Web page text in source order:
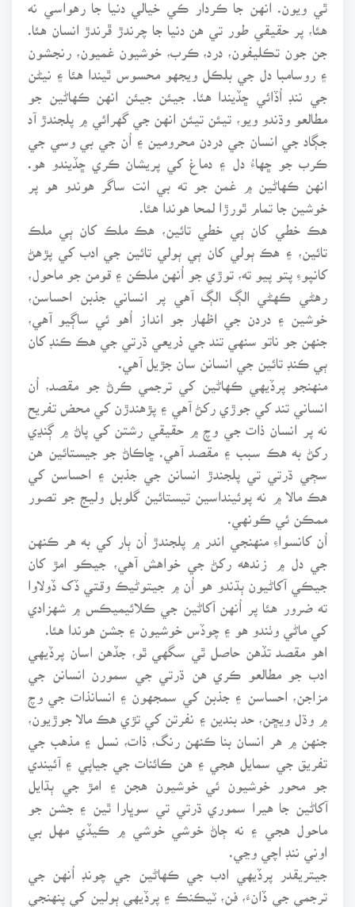
ٿي ويون. انهن جا ڪردار ڪي خيالي دنيا جا رهواسي نه
هئا، پر حقيقي طور تي هن دنيا جا چرندڙ ڦرندڙ انسان هئا.
جن جون تڪليفون، درد، ڪرب، خوشيون غميون، رنجشون
۽ روسامبا دل جي بلڪل ويجهو محسوس ٿيندا هئا ۽ نيڻن
جي ننڊ اُڏائي ڇڏيندا هئا. جيئن جيئن انهن ڪهاڻين جو
مطالعو وڌندو ويو، تيئن تيئن انهن جي گهرائي ۾ پلجندڙ آد
جڳاد جي انسان جي دردن محرومين ۽ اُن جي بي وسي جي
ڪرب جو ڇهاءُ دل ۽ دماغ کي پريشان ڪري ڇڏيندو هو.
انهن ڪهاڻين ۾ غمن جو ته بي انت ساگر هوندو هو پر
خوشين جا تمام ٿورڙا لمحا هوندا هئا.
هڪ خطي کان ٻي خطي تائين، هڪ ملڪ کان ٻي ملڪ
تائين، ۽ هڪ ٻولي کان ٻي ٻولي تائين جي ادب کي پڙهڻ
کانپوءِ پتو پيو ته، توڙي جو اُنهن ملڪن ۽ قومن جو ماحول،
رهڻي ڪهڻي الڳ الڳ آهي پر انساني جذبن احساسن،
خوشين ۽ دردن جي اظهار جو انداز اُهو ئي ساڳيو آهي،
جنهن جو ناتو سنهي تند جي ذريعي ڌرتي جي هڪ ڪنڊ کان
ٻي ڪنڊ تائين جي انسانن سان جڙيل آهي.
منهنجو پرڏيهي ڪهاڻين کي ترجمي ڪرڻ جو مقصد، اُن
انساني تند کي جوڙي رکڻ آهي ۽ پڙهندڙن کي محض تفريح
نه پر انسان ذات جي وچ ۾ حقيقي رشتن کي پاڻ ۾ ڳنڍي
رکڻ به هڪ سبب ۽ مقصد آهي. ڇاڪاڻ جو جيستائين هن
سڄي ڌرتي تي پلجندڙ انسانن جي جذبن ۽ احساسن کي
هڪ مالا ۾ نه پوئينداسين تيستائين گلوبل وليج جو تصور
اُن کانسواءِ منهنجي اندر ۾ پلجندڙ اُن ٻار کي به هر ڪنهن
جي دل ۾ زندهه رکڻ جي خواهش آهي، جيڪو امڙ کان
جيڪي آکاڻيون ٻڌندو هو اُن ۾ جيتوڻيڪ وقتي ڏک ڏولاوا
ته ضرور هئا پر اُنهن آکاڻين جي ڪلائيميڪس ۾ شهزادي
کي ماڻي وٺندو هو ۽ چوڏس خوشيون ۽ جشن هوندا هئا.
اهو مقصد تڏهن حاصل ٿي سگهي ٿو، جڏهن اسان پرڏيهي
ادب جو مطالعو ڪري هن ڌرتي جي سمورن انسانن جي
مزاجن، احساسن ۽ جذبن کي سمجهون ۽ انسانذات جي وچ
۾ وڌل ويڇن، حد بندين ۽ نفرتن کي تڙي هڪ مالا جوڙيون،
جنهن ۾ هر انسان بنا ڪنهن رنگ، ذات، نسل ۽ مذهب جي
تفريق جي سمايل هجي ۽ هن ڪائنات جي جياپي ۽ آئيندي
جو محور خوشيون ئي خوشيون هجن ۽ امڙ جي ٻڌايل
آکاڻين جا هيرا سموري ڌرتي تي سوڀارا ٿين ۽ جشن جو
ماحول هجي ۽ نه ڄاڻ خوشي خوشي ۾ ڪيڏي مهل بي
اوني ننڊ اچي وڃي.
جيتريقدر پرڏيهي ادب جي ڪهاڻين جي چونڊ اُنهن جي
ترجمي جي ڏانءَ، فن، ٽيڪنڪ ۽ پرڏيهي ٻولين کي پنهنجي